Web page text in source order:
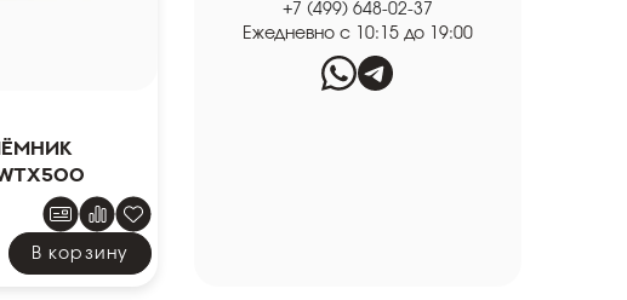
В корзину
+7 (499) 648-02-37
Ежедневно с 10:15 до 19:00